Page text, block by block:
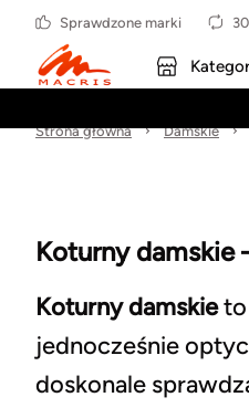
Sprawdzone marki
Strona główna Damskie
Koturny damskie
Koturny damskieto
jednocześnie
doskonale